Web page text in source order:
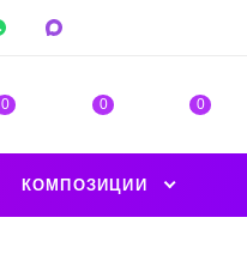
0 0 0
КОМПОЗИЦИИ